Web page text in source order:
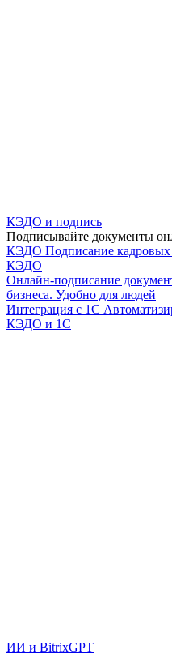
КЭДО и подпись
Подписывайте документы
КЭДО Подписание кадровых
КЭДО
Онлайн-подписание
бизнеса. Удобно для людей
Интеграция с 1С
КЭДО и 1С
ИИ и BitrixGPT